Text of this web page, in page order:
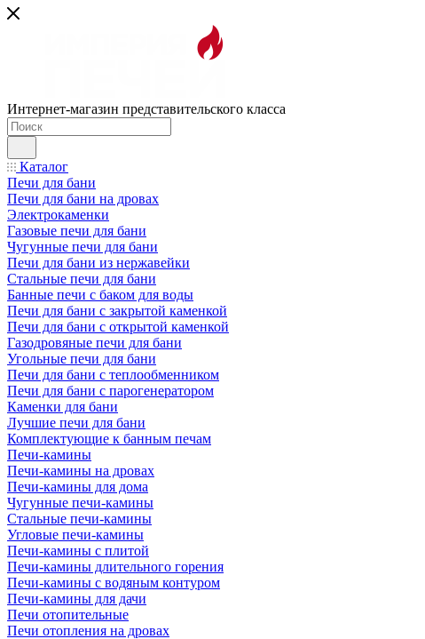
Интернет-магазин представительского класса
Каталог
Печи для бани
Печи для бани на дровах
Электрокаменки
Газовые печи для бани
Чугунные печи для бани
Печи для бани из нержавейки
Стальные печи для бани
Банные печи с баком для воды
Печи для бани с закрытой каменкой
Печи для бани с открытой каменкой
Газодровяные печи для бани
Угольные печи для бани
Печи для бани с теплообменником
Печи для бани с парогенератором
Каменки для бани
Лучшие печи для бани
Комплектующие к банным печам
Печи-камины
Печи-камины на дровах
Печи-камины для дома
Чугунные печи-камины
Стальные печи-камины
Угловые печи-камины
Печи-камины с плитой
Печи-камины длительного горения
Печи-камины с водяным контуром
Печи-камины для дачи
Печи отопительные
Печи отопления на дровах